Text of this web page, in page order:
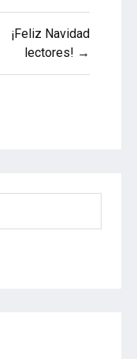
¡Feliz Navidad
lectores! →